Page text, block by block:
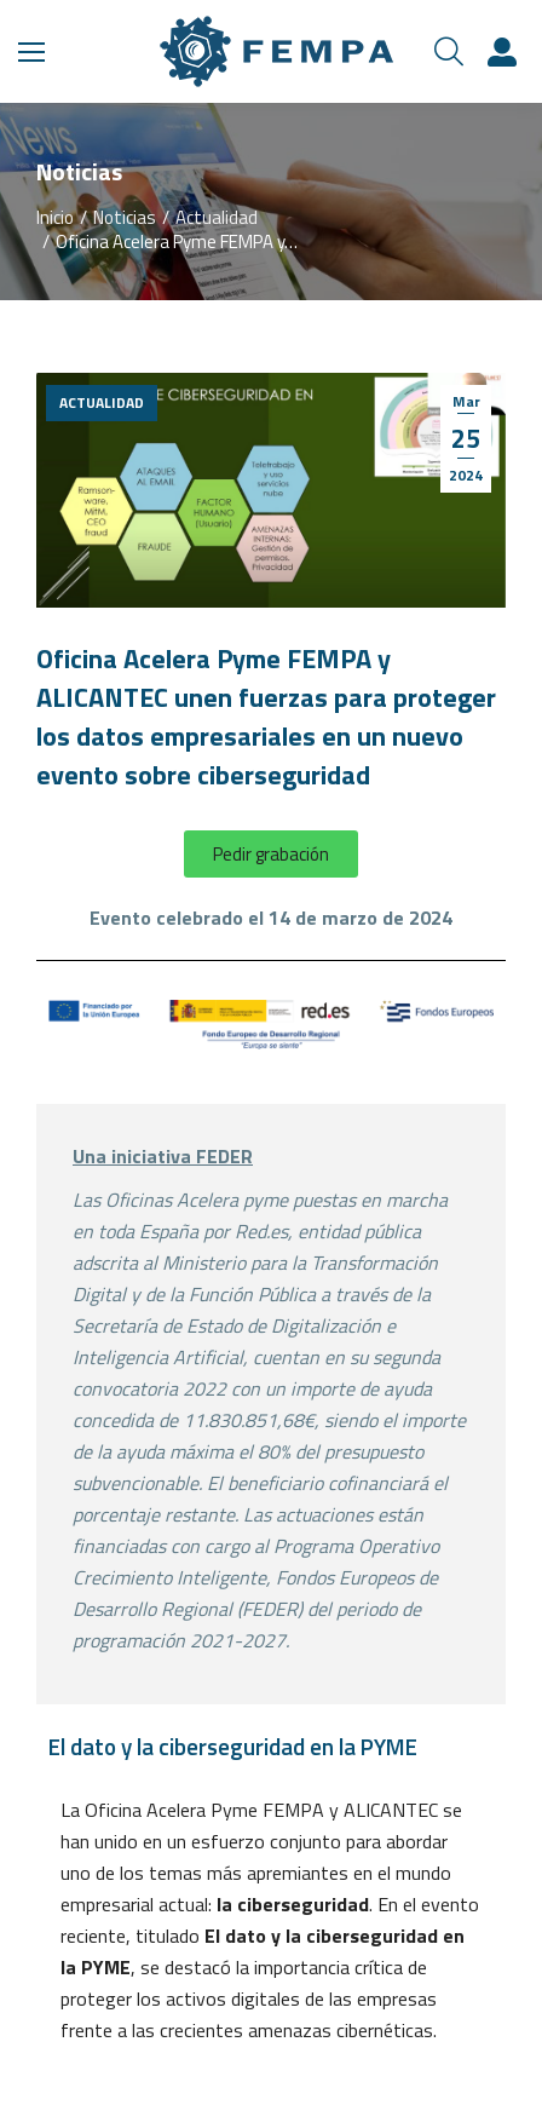
Noticias
Estás aquí:
Inicio Noticias
Actualidad
Oficina Acelera Pyme FEMPA y…
Mar
25
2024
ACTUALIDAD
Oficina Acelera Pyme FEMPA y
ALICANTEC unen fuerzas para proteger
los datos empresariales en un nuevo
evento sobre ciberseguridad
Pedir grabación
Evento celebrado el 14 de marzo de 2024
Una iniciativa FEDER
Las Oficinas Acelera pyme puestas en marcha
en toda España por Red.es, entidad pública
adscrita al Ministerio para la Transformación
Digital y de la Función Pública a través de la
Secretaría de Estado de Digitalización e
Inteligencia Artificial, cuentan en su segunda
convocatoria 2022 con un importe de ayuda
concedida de 11.830.851,68€, siendo el importe
de la ayuda máxima el 80% del presupuesto
subvencionable. El beneficiario cofinanciará el
porcentaje restante. Las actuaciones están
financiadas con cargo al Programa Operativo
Crecimiento Inteligente, Fondos Europeos de
Desarrollo Regional (FEDER) del periodo de
programación 2021-2027.
El dato y la ciberseguridad en la PYME
La Oficina Acelera Pyme FEMPA y ALICANTEC se
han unido en un esfuerzo conjunto para abordar
uno de los temas más apremiantes en el mundo
empresarial actual: la ciberseguridad. En el evento
reciente, titulado El dato y la ciberseguridad en
la PYME, se destacó la importancia crítica de
proteger los activos digitales de las empresas
frente a las crecientes amenazas cibernéticas.